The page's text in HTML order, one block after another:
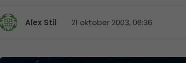
Alex Stil 21 oktober 2003, 06:36